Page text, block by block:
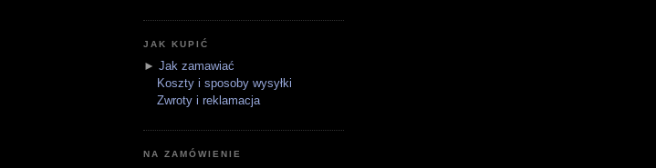
JAK KUPIĆ
► Jak zamawiać
Koszty i sposoby wysyłki
Zwroty i reklamacja
NA ZAMÓWIENIE